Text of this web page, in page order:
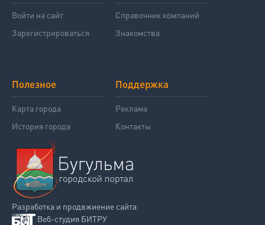
Войти на сайт
Зарегистрироваться
Справочник компаний
Знакомства
Полезное
Карта города
История города
Поддержка
Реклама
Контакты
Разработка и продвжиение сайта
Веб-студия БИТРУ